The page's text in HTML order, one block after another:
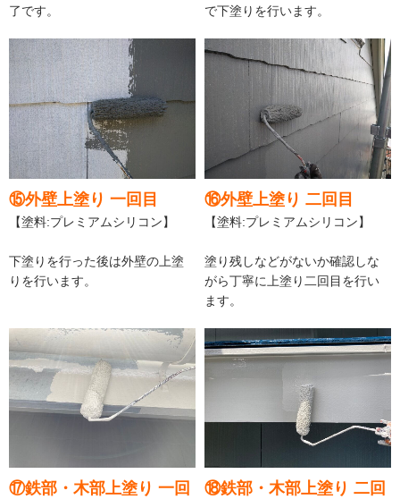
了です。
で下塗りを行います。
⑮外壁上塗り 一回目
【塗料:プレミアムシリコン】
下塗りを行った後は外壁の上塗
りを行います。
⑯外壁上塗り 二回目
【塗料:プレミアムシリコン】
塗り残しなどがないか確認しな
がら丁寧に上塗り二回目を行い
ます。
⑰鉄部・木部上塗り 一回
⑱鉄部・木部上塗り 二回